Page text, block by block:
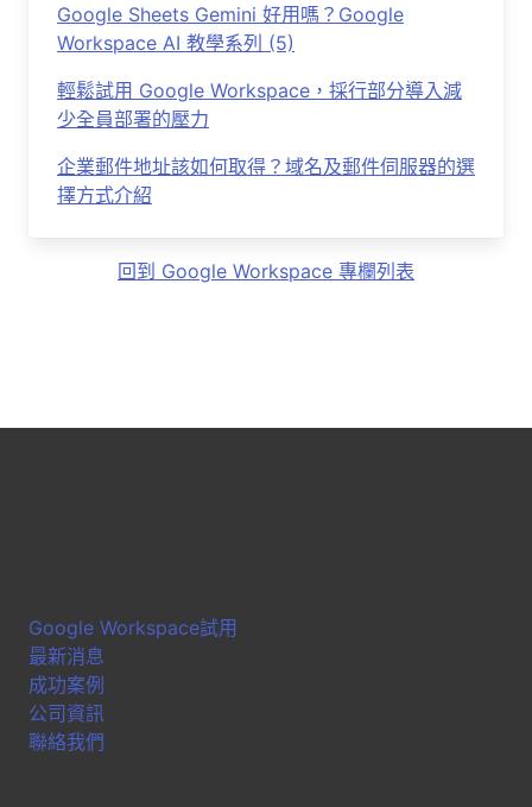
Google Sheets Gemini 好用嗎？Google
Workspace AI 教學系列 (5)
輕鬆試用 Google Workspace，採行部分導入減
少全員部署的壓力
企業郵件地址該如何取得？域名及郵件伺服器的選
擇方式介紹
回到 Google Workspace 專欄列表
Google Workspace試用
最新消息
成功案例
公司資訊
聯絡我們